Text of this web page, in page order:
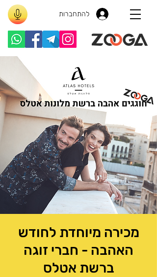
להתחברות
מכירה מיוחדת לחודש
האהבה - חברי זוגה
ברשת אטלס